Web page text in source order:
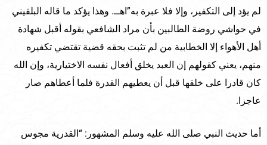
لم يؤد إلى التكفير، وإلا فلا عبرة به”اهــ. وهذا يؤكد ما قاله البلقيني
في حواشي روضة الطالبين بأن مراد الشافعي بقوله أقبل شهادة
أهل الأهواء إلا الخطابية من لم تثبت بحقه قضية تقتضي تكفيره
منهم، يعني كقولهم إن العبد يخلق أفعال نفسه الاختيارية، وإن الله
كان قادرا على خلقها قبل أن يعطيهم القدرة فلما أعطاهم صار
عاجزا.
أما حديث النبي صلى الله عليه وسلم المشهور: “القدرية مجوس